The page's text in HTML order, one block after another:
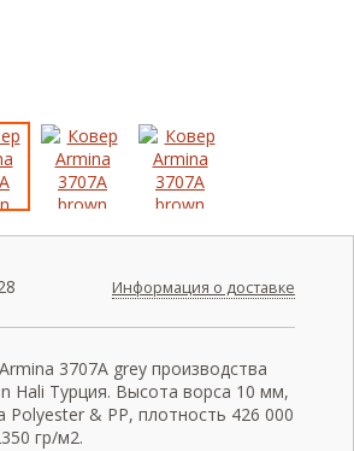
Информация о доставке
3707A grey производства
Hali Турция. Высота ворса 10 мм,
Polyester & PP, плотность 426 000
гр/м2.